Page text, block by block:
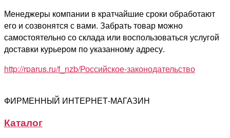
Менеджеры компании в кратчайшие сроки обработают
его и созвонятся с вами. Забрать товар можно
самостоятельно со склада или воспользоваться услугой
доставки курьером по указанному адресу.
http://rparus.ru/f_nzb/Российское-законодательство
ФИРМЕННЫЙ ИНТЕРНЕТ-МАГАЗИН
Каталог